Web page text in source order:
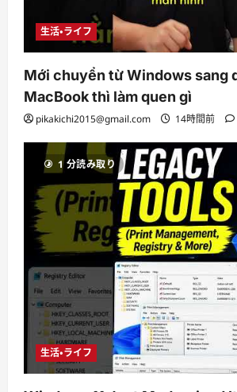
生活・ライフ
Mới chuyển từ Windows sang
MacBook thì làm quen gì
pikakichi2015@gmail.com 14時間前
1 分読み取り
生活・ライフ